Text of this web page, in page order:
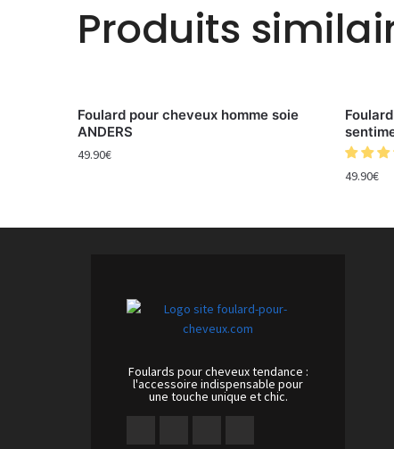
Produits
Foulard pour cheveux homme soie
ANDERS
49.90€
49.90€
Foulards pour cheveux tendance :
l'accessoire indispensable pour
une touche unique et chic.